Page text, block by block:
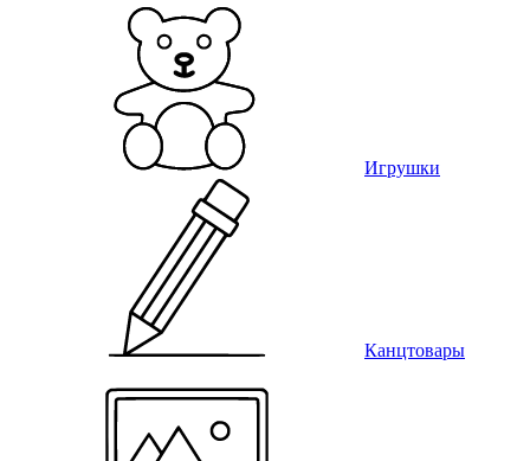
Игрушки
Канцтовары